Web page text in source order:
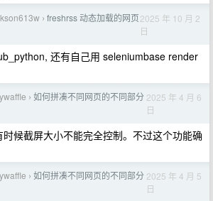
› freshrss 动态加载的网页2025 年 10 月 2
日
还有自己用 seleniumbase render
› 如何拼凑不同网页的不同部分 2025 年 4 月 6
日
候截屏大小不能完全控制。不过这个功能确
› 如何拼凑不同网页的不同部分 2025 年 4 月 5
日